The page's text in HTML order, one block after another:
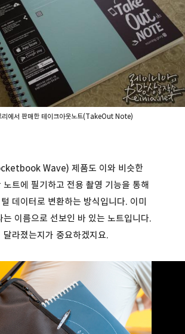
리에서 판매한 테이크아웃노트(TakeOut Note)
Wave) 제품도 이와 비슷한
트에 필기하고 전용 촬영 기능을 통해
데이터로 변환하는 방식입니다. 이미
는 이름으로 선보인 바 있는 노트입니다.
라졌는지가 중요하겠지요.